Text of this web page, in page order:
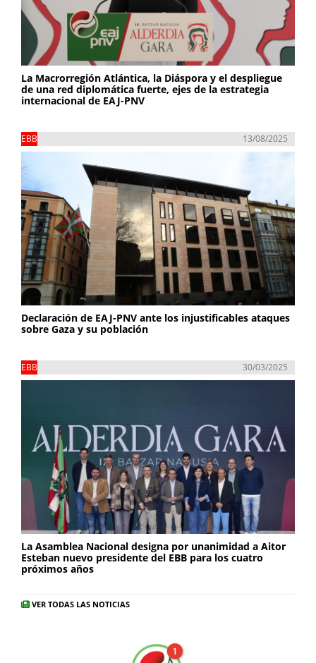
La Macrorregión Atlántica, la Diáspora y el despliegue
de una red diplomática fuerte, ejes de la estrategia
internacional de EAJ-PNV
EBB 13/08/2025
Declaración de EAJ-PNV ante los injustificables ataques
sobre Gaza y su población
EBB 30/03/2025
La Asamblea Nacional designa por unanimidad a Aitor
Esteban nuevo presidente del EBB para los cuatro
próximos años
VER TODAS LAS NOTICIAS